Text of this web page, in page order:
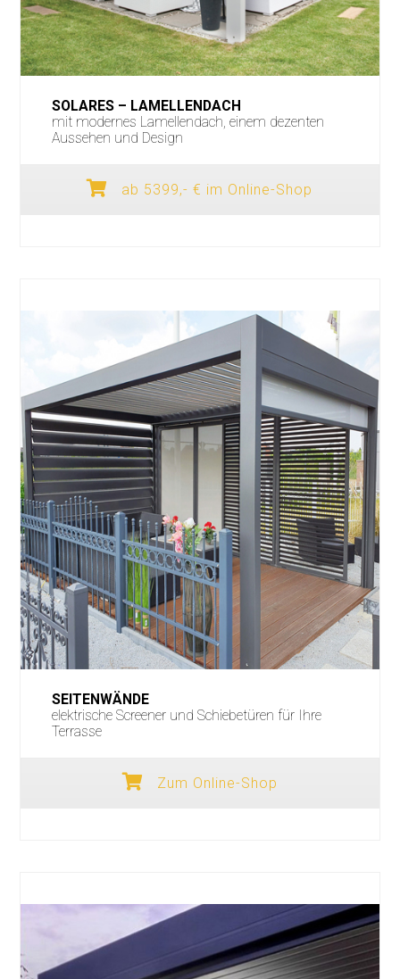
SOLARES – LAMELLENDACH
mit modernes Lamellendach, einem dezenten
Aussehen und Design
ab 5399,- € im Online-Shop
SEITENWÄNDE
elektrische Screener und Schiebetüren für Ihre
Terrasse
Zum Online-Shop